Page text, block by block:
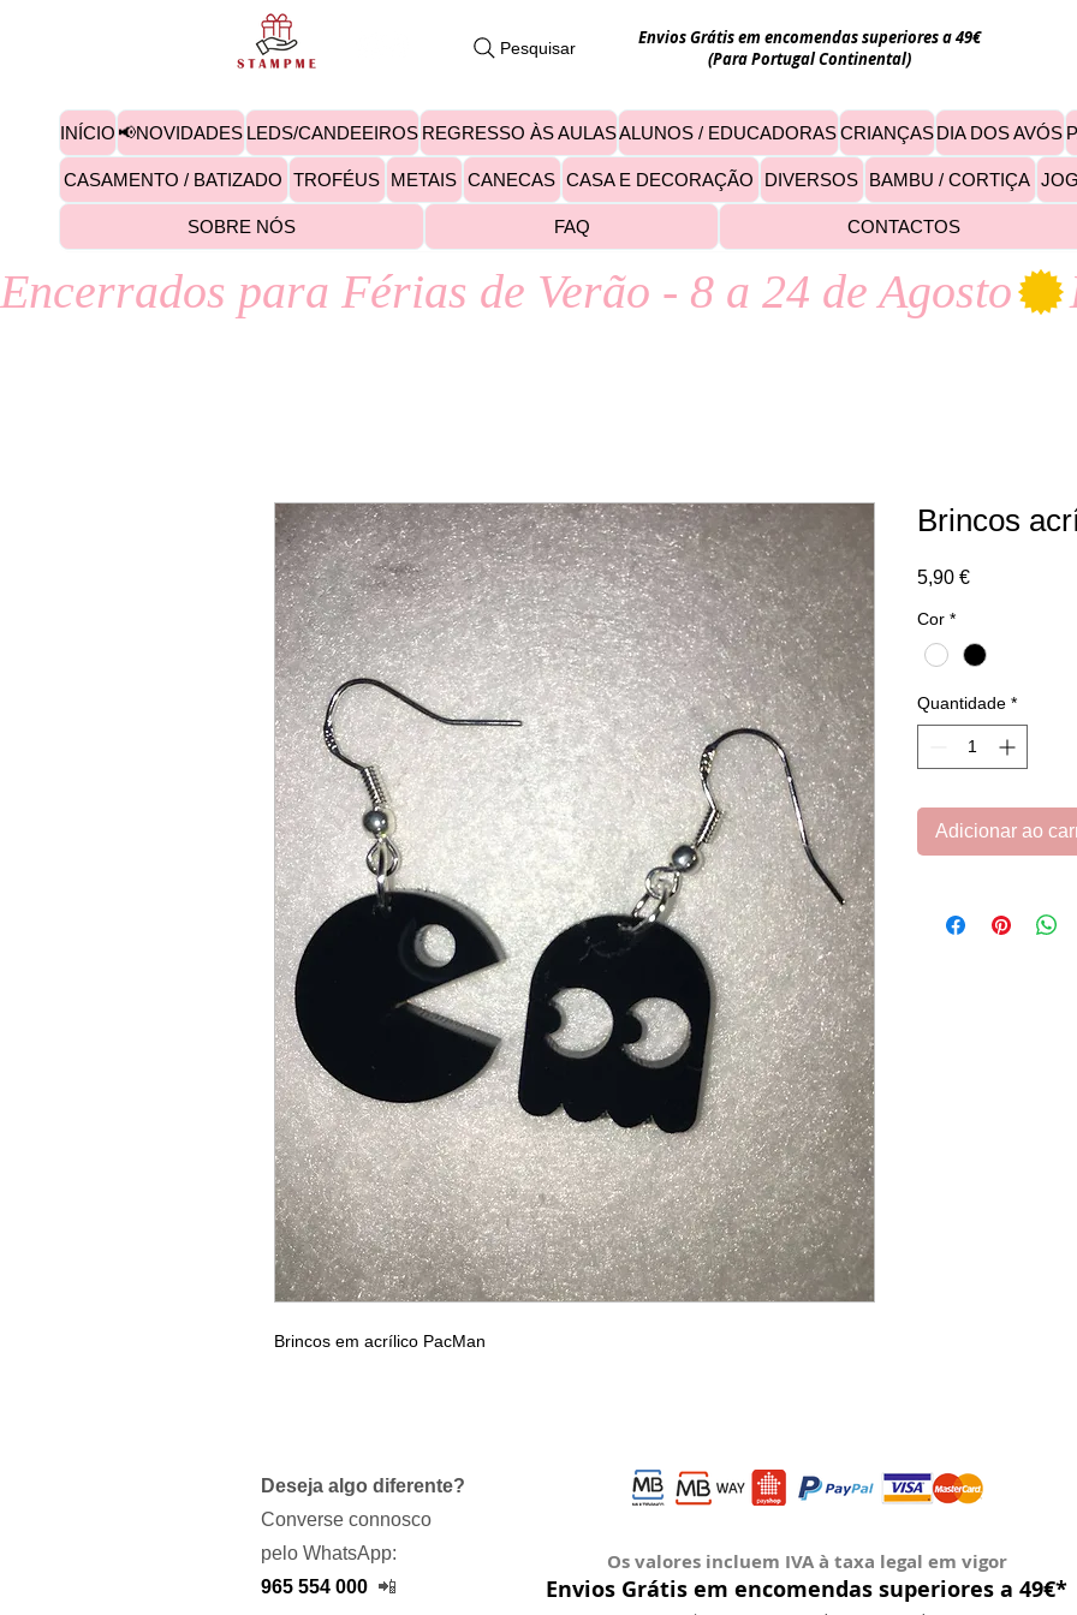
Pesquisar
Envios Grátis em encomendas superiores a 49€
(Para Portugal Continental)
Brincos em acrílico PacMan
Brincos
5,90 €Preço
Cor *
Quantidade *
Adicionar ao
INÍCIO 📢NOVIDADES LEDS/CANDEEIROS REGRESSO ÀS AULASALUNOS / EDUCADORASCRIANÇASDIA DOS AVÓS
CASAMENTO / BATIZADO TROFÉUS METAIS CANECAS CASA E DECORAÇÃO DIVERSOS BAMBU / CORTIÇA
SOBRE NÓS FAQ CONTACTOS
Encerrados para Férias de Verão - 8 a 24 de Agosto
Deseja algo diferente?
Converse connosco
pelo WhatsApp:
965 554 000 📲
Os valores incluem IVA à taxa legal em vigor
Envios Grátis em encomendas superiores a 49€*